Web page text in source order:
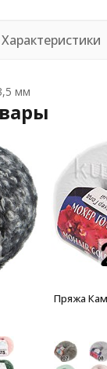
Характеристики
мм
Пряжа